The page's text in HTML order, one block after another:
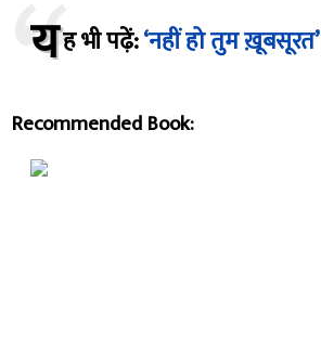
यह भी पढ़ें:‘नहीं हो तुम ख़ूबसूरत’
Recommended Book: